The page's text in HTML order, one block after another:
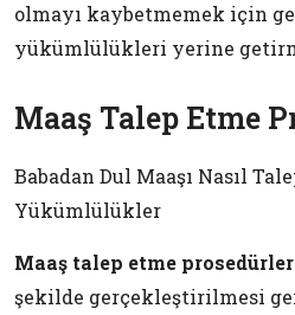
olmayı kaybetmemek için
yükümlülükleri yerine
Maaş Talep Etme
Babadan Dul Maaşı Nasıl
Yükümlülükler
Maaş talep etme
şekilde gerçekleştirilmesi